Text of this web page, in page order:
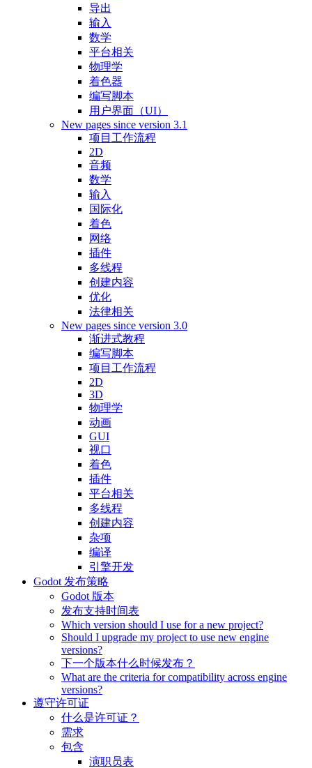
导出
输入
数学
平台相关
物理学
着色器
编写脚本
用户界面（UI）
New pages since version 3.1
项目工作流程
2D
音频
数学
输入
国际化
着色
网络
插件
多线程
创建内容
优化
法律相关
New pages since version 3.0
渐进式教程
编写脚本
项目工作流程
2D
3D
物理学
动画
GUI
视口
着色
插件
平台相关
多线程
创建内容
杂项
编译
引擎开发
Godot 发布策略
Godot 版本
发布支持时间表
Which version should I use for a new project?
Should I upgrade my project to use new engine
versions?
下一个版本什么时候发布？
What are the criteria for compatibility across engine
versions?
遵守许可证
什么是许可证？
需求
包含
演职员表